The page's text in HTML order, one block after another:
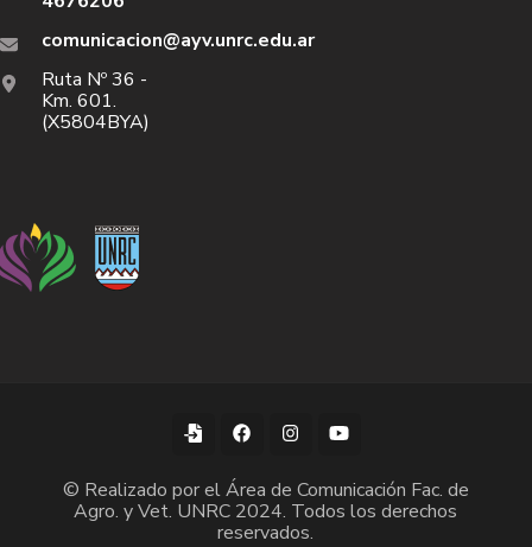
comunicacion@ayv.unrc.edu.ar
Ruta Nº 36 -
Km. 601.
(X5804BYA)
© Realizado por el Área de Comunicación Fac. de
Agro. y Vet. UNRC 2024. Todos los derechos
reservados.